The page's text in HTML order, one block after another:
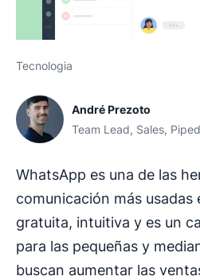
Tecnologia
André Prezoto
Team Lead, Sales,
WhatsApp es una de las
comunicación más usadas
gratuita, intuitiva y es un
para las pequeñas y
buscan aumentar las